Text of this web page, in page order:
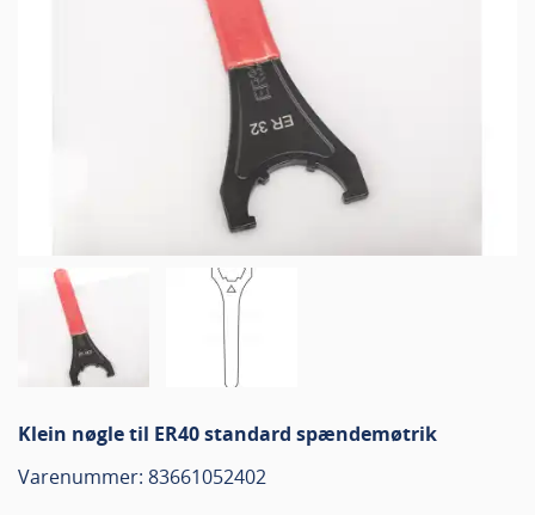
Klein nøgle til ER40 standard spændemøtrik
Varenummer: 83661052402